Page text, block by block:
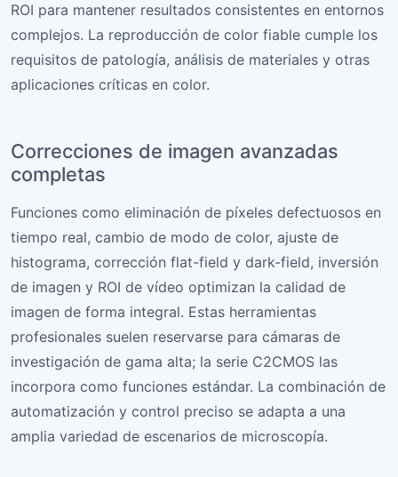
ROI para mantener resultados consistentes en entornos
complejos. La reproducción de color fiable cumple los
requisitos de patología, análisis de materiales y otras
aplicaciones críticas en color.
Correcciones de imagen avanzadas
completas
Funciones como eliminación de píxeles defectuosos en
tiempo real, cambio de modo de color, ajuste de
histograma, corrección flat-field y dark-field, inversión
de imagen y ROI de vídeo optimizan la calidad de
imagen de forma integral. Estas herramientas
profesionales suelen reservarse para cámaras de
investigación de gama alta; la serie C2CMOS las
incorpora como funciones estándar. La combinación de
automatización y control preciso se adapta a una
amplia variedad de escenarios de microscopía.